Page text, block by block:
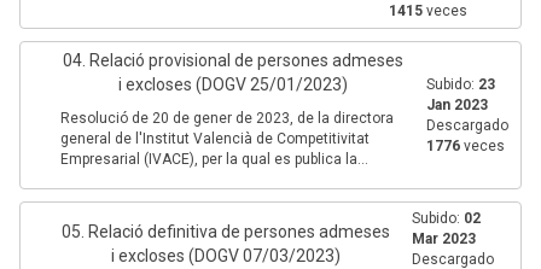
1415 veces
04. Relació provisional de persones admeses
i excloses (DOGV 25/01/2023)
Resolució de 20 de gener de 2023, de la directora
general de l'Institut Valencià de Competitivitat
Empresarial (IVACE), per la qual es publica la...
Subido: 23
Jan 2023
Descargado
1776 veces
05. Relació definitiva de persones admeses
i excloses (DOGV 07/03/2023)
Subido: 02
Mar 2023
Descargado